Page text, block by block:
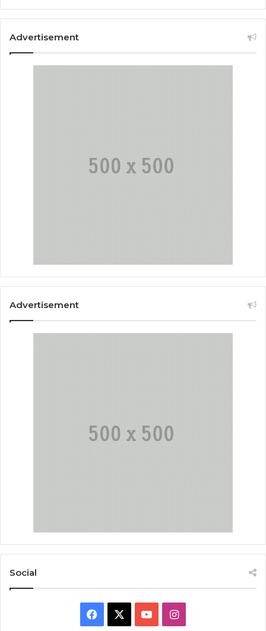
Advertisement
Advertisement
Social
Facebook YouTubeInstagram